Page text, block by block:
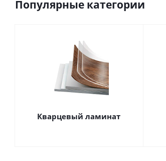
Популярные категории
Кварцевый ламинат